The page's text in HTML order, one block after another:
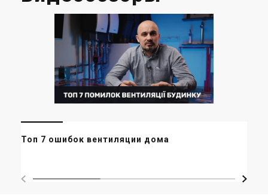
Топ 7 ошибок вентиляции дома